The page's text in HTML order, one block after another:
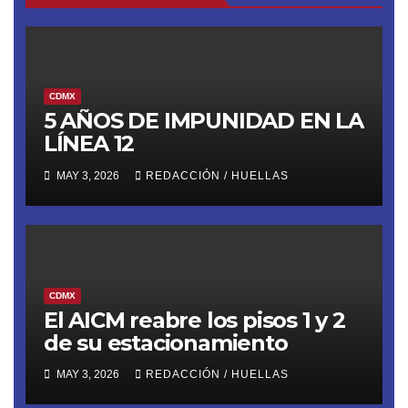
CDMX
5 AÑOS DE IMPUNIDAD EN LA
LÍNEA 12
MAY 3, 2026 REDACCIÓN / HUELLAS
CDMX
El AICM reabre los pisos 1 y 2
de su estacionamiento
MAY 3, 2026 REDACCIÓN / HUELLAS